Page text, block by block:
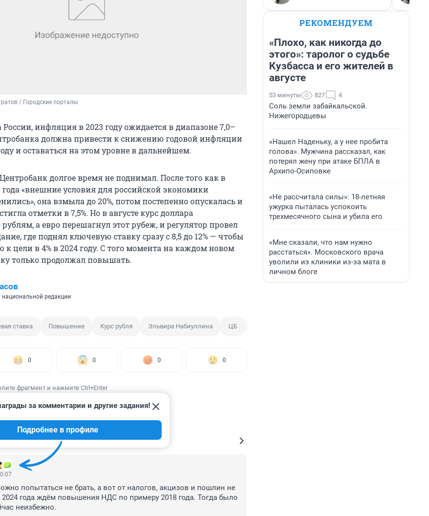
/ Городские порталы
инфляция в 2023 году ожидается в диапазоне 7,0–
должна привести к снижению годовой инфляции
и оставаться на этом уровне в дальнейшем.
долгое время не поднимал. После того как в
«внешние условия для российской экономики
она взмыла до 20%, потом постепенно опускалась и
отметки в 7,5%. Но в августе курс доллара
а евро перешагнул этот рубеж, и регулятор провел
где поднял ключевую ставку сразу с 8,5 до 12% — чтобы
цели в 4% в 2024 году. С того момента на каждом новом
только продолжал повышать.
национальной редакции
ставка Повышение Курс рубля Эльвира Набиуллина ЦБ
0 0 0 0
фрагмент и нажмите Ctrl+Enter
16
за комментарии и другие задания!
Подробнее в профиле
попытаться не брать, а вот от налогов, акцизов и пошлин не
года ждём повышения НДС по примеру 2018 года. Тогда было
неизбежно.
РЕКОМЕНДУЕМ
«Плохо, как никогда до
этого»: таролог о судьбе
Кузбасса и его жителей в
августе
53 минуты 827 4
Соль земли забайкальской.
Нижегородцевы
«Нашел Наденьку, а у нее пробита
голова». Мужчина рассказал, как
потерял жену при атаке БПЛА в
Архипо-Осиповке
«Не рассчитала силы»: 18-летняя
ужурка пыталась успокоить
трехмесячного сына и убила его
«Мне сказали, что нам нужно
расстаться». Московского врача
уволили из клиники из-за мата в
личном блоге